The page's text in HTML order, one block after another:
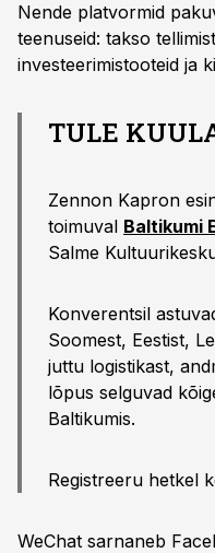
Nende platvormid
teenuseid: takso
investeerimistooteid ja
TULE
Zennon Kapron
toimuval Baltikumi
Salme
Konverentsil
Soomest, Eestist,
juttu logistikast,
lõpus selguvad
Baltikumis.
Registreeru hetkel
WeChat sarnaneb